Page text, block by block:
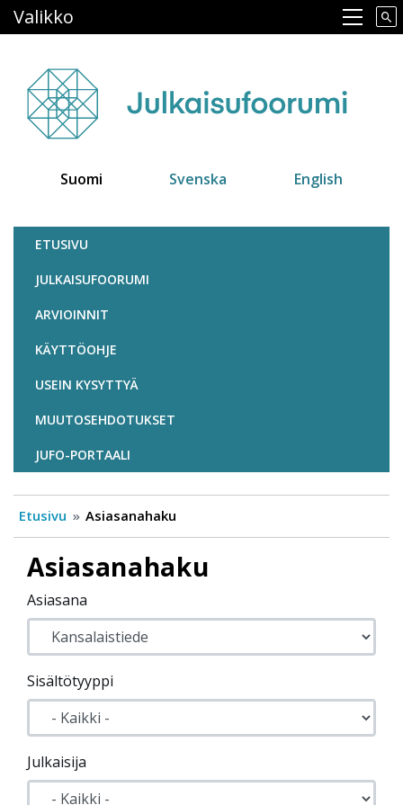
pääsisältöön
Main navigation
Valikko
Suomi Svenska English
Julkaisufoorumi
ETUSIVU
JULKAISUFOORUMI
ARVIOINNIT
KÄYTTÖOHJE
USEIN KYSYTTYÄ
MUUTOSEHDOTUKSET
JUFO-PORTAALI
Etusivu Asiasanahaku
Asiasanahaku
Asiasana
Sisältötyyppi
Julkaisija